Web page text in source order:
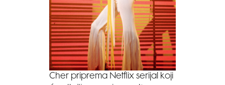
Cher priprema Netflix serijal koji